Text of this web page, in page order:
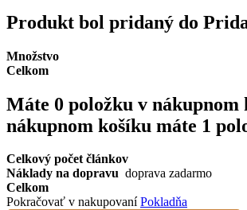
Produkt bol pridaný do
Množstvo
Celkom
Máte 0 položku v nákupnom
nákupnom košíku máte 1
Celkový počet článkov
Náklady na dopravu doprava zadarmo
Celkom
Pokračovať v nakupovaníPokladňa